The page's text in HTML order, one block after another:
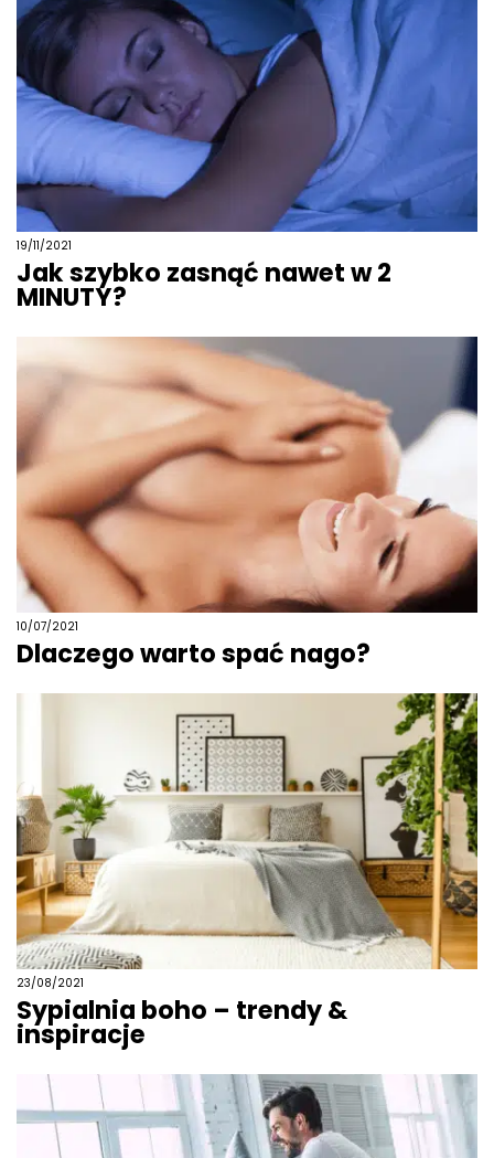
19/11/2021
Jak szybko zasnąć nawet w 2
MINUTY?
10/07/2021
Dlaczego warto spać nago?
23/08/2021
Sypialnia boho – trendy &
inspiracje